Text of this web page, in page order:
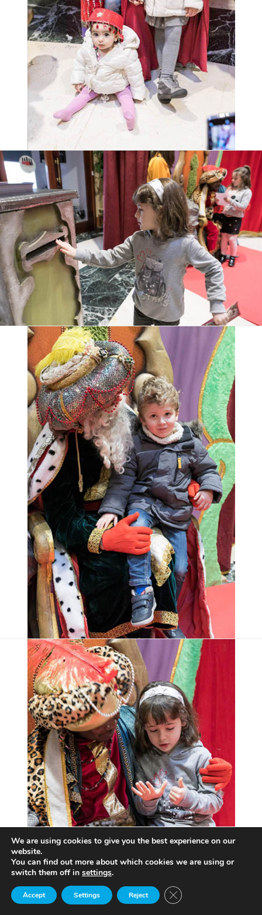
We are using cookies to give you the best experience on our
website.
You can find out more about which cookies we are using or
switch them off in settings.
Accept Reject
Settings Close GDPR Cookie